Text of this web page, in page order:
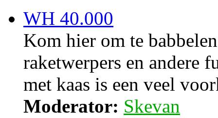
WH 40.000
Kom hier om te
raketwerpers en andere
met kaas is een veel
Moderator: Skevan